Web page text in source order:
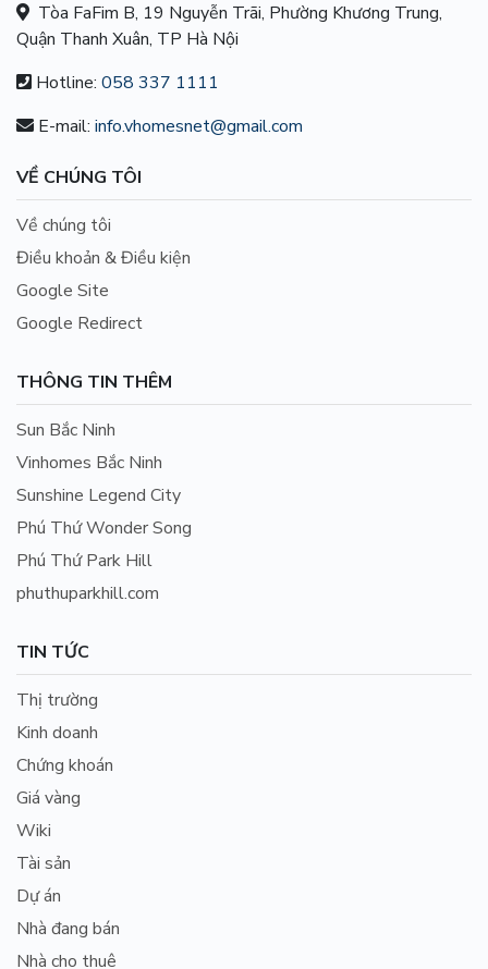
Tòa FaFim B, 19 Nguyễn Trãi, Phường Khương Trung,
Quận Thanh Xuân, TP Hà Nội
Hotline: 058 337 1111
E-mail: info.vhomesnet@gmail.com
VỀ CHÚNG TÔI
Về chúng tôi
Điều khoản & Điều kiện
Google Site
Google Redirect
THÔNG TIN THÊM
Sun Bắc Ninh
Vinhomes Bắc Ninh
Sunshine Legend City
Phú Thứ Wonder Song
Phú Thứ Park Hill
phuthuparkhill.com
TIN TỨC
Thị trường
Kinh doanh
Chứng khoán
Giá vàng
Wiki
Tài sản
Dự án
Nhà đang bán
Nhà cho thuê